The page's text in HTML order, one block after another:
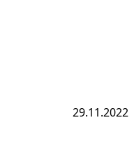
29.11.2022